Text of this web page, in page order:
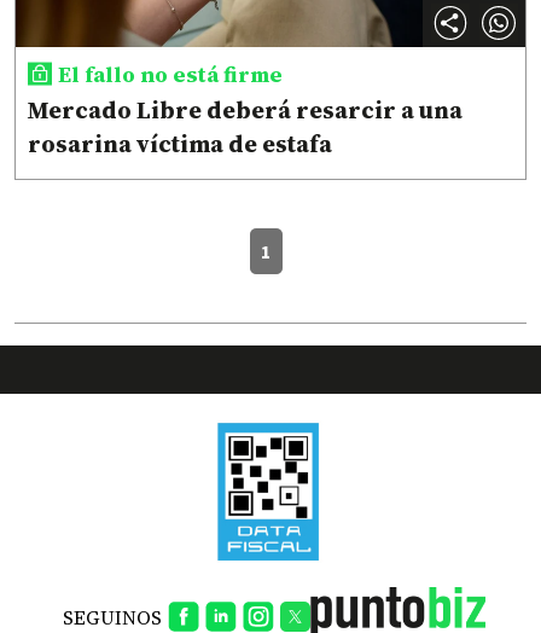
El fallo no está firme
Mercado Libre deberá resarcir a una
rosarina víctima de estafa
1
SEGUINOS